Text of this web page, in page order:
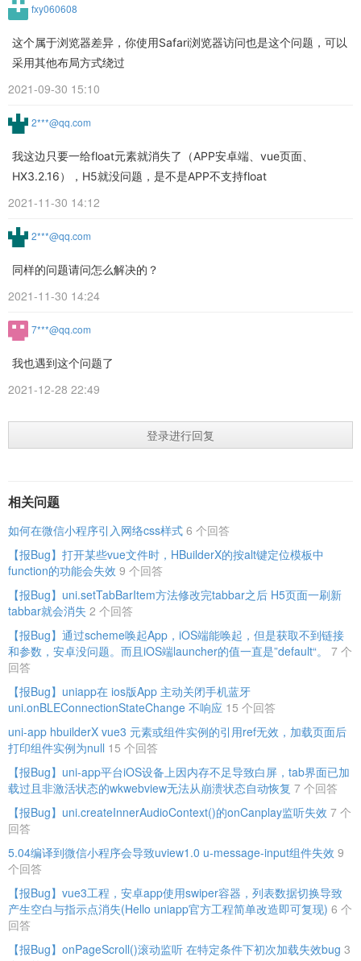
fxy060608
这个属于浏览器差异，你使用Safari浏览器访问也是这个问题，可以
采用其他布局方式绕过
2021-09-30 15:10
2***@qq.com
我这边只要一给float元素就消失了（APP安卓端、vue页面、
HX3.2.16），H5就没问题，是不是APP不支持float
2021-11-30 14:12
2***@qq.com
同样的问题请问怎么解决的？
2021-11-30 14:24
7***@qq.com
我也遇到这个问题了
2021-12-28 22:49
登录进行回复
相关问题
如何在微信小程序引入网络css样式 6 个回答
【报Bug】打开某些vue文件时，HBuilderX的按alt键定位模板中
function的功能会失效 9 个回答
【报Bug】uni.setTabBarItem方法修改完tabbar之后 H5页面一刷新
tabbar就会消失 2 个回答
【报Bug】通过scheme唤起App，iOS端能唤起，但是获取不到链接
和参数，安卓没问题。而且iOS端launcher的值一直是”default“。
7 个
回答
【报Bug】uniapp在 ios版App 主动关闭手机蓝牙
uni.onBLEConnectionStateChange 不响应 15 个回答
uni-app hbuilderX vue3 元素或组件实例的引用ref无效，加载页面后
打印组件实例为null 15 个回答
【报Bug】uni-app平台iOS设备上因内存不足导致白屏，tab界面已加
载过且非激活状态的wkwebview无法从崩溃状态自动恢复 7 个回答
【报Bug】uni.createInnerAudioContext()的onCanplay监听失效 7 个
回答
5.04编译到微信小程序会导致uview1.0 u-message-input组件失效 9
个回答
【报Bug】vue3工程，安卓app使用swiper容器，列表数据切换导致
产生空白与指示点消失(Hello uniapp官方工程简单改造即可复现) 6 个
回答
【报Bug】onPageScroll()滚动监听 在特定条件下初次加载失效bug 3